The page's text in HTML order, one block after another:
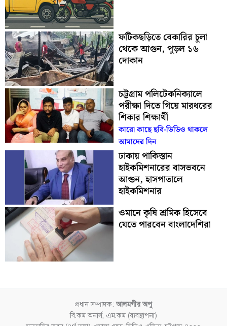
ফটিকছড়িতে বেকারির চুলা
থেকে আগুন, পুড়ল ১৬
দোকান
চট্টগ্রাম পলিটেকনিক্যালে
পরীক্ষা দিতে গিয়ে মারধরের
শিকার শিক্ষার্থী
কারো কাছে ছবি-ভিডিও থাকলে
আমাদের দিন
ঢাকায় পাকিস্তান
হাইকমিশনারের বাসভবনে
আগুন, হাসপাতালে
হাইকমিশনার
ওমানে কৃষি শ্রমিক হিসেবে
যেতে পারবেন বাংলাদেশিরা
প্রধান সম্পাদক:আলমগীর অপু
বি.কম অনার্স, এম.কম (ব্যবস্থাপনা)